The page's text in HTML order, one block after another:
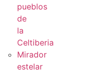
pueblos
de
la
Celtiberia
Mirador
estelar